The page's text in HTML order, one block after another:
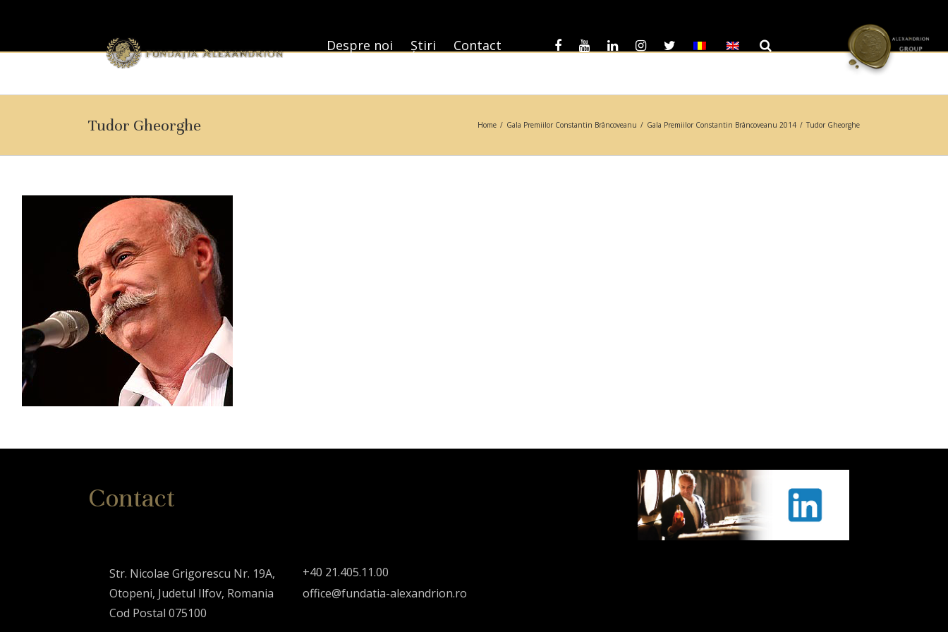
Despre noi Știri Contact
Tudor Gheorghe Home / Gala Premiilor Constantin Brâncoveanu / Gala Premiilor Constantin Brâncoveanu 2014 / Tudor Gheorghe
Contact
Str. Nicolae Grigorescu Nr. 19A,
Otopeni, Judetul Ilfov, Romania
Cod Postal 075100
+40 21.405.11.00
office@fundatia-alexandrion.ro